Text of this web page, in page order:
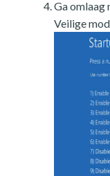
Ga omlaag
Veilige